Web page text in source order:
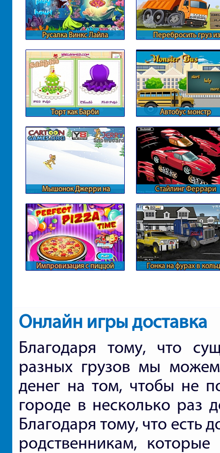
Русалка Винкс Лайла
Перебросить груз из
Торт как Барби Автобус монстр
Мышонок Джерри на
Стайлинг Феррари
Импровизация с пиццой Гонка на фурах в
Онлайн игры доставка
Благодаря тому, что
разных грузов мы
денег на том, чтобы не
городе в несколько раз
Благодаря тому, что есть
родственникам,